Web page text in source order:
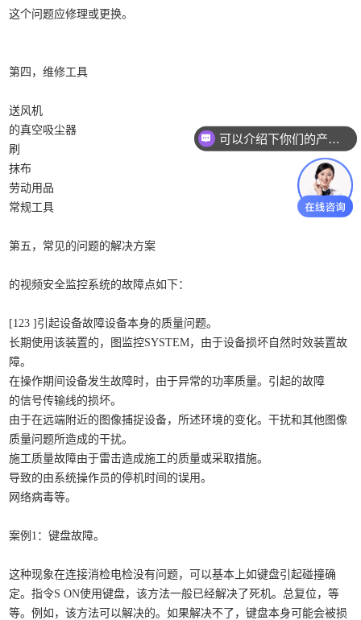
这个问题应修理或更换。
第四，维修工具
送风机
的真空吸尘器
刷
抹布
劳动用品
常规工具
第五，常见的问题的解决方案
的视频安全监控系统的故障点如下：
[123 ]引起设备故障设备本身的质量问题。
长期使用该装置的，图监控SYSTEM，由于设备损坏自然时效装置故
障。
在操作期间设备发生故障时，由于异常的功率质量。引起的故障
的信号传输线的损坏。
由于在远端附近的图像捕捉设备，所述环境的变化。干扰和其他图像
质量问题所造成的干扰。
施工质量故障由于雷击造成施工的质量或采取措施。
导致的由系统操作员的停机时间的误用。
网络病毒等。
案例1：键盘故障。
这种现象在连接消检电检没有问题，可以基本上如键盘引起碰撞确
定。指令S ON使用键盘，该方法一般已经解决了死机。总复位，等
等。例如，该方法可以解决的。如果解决不了，键盘本身可能会被损